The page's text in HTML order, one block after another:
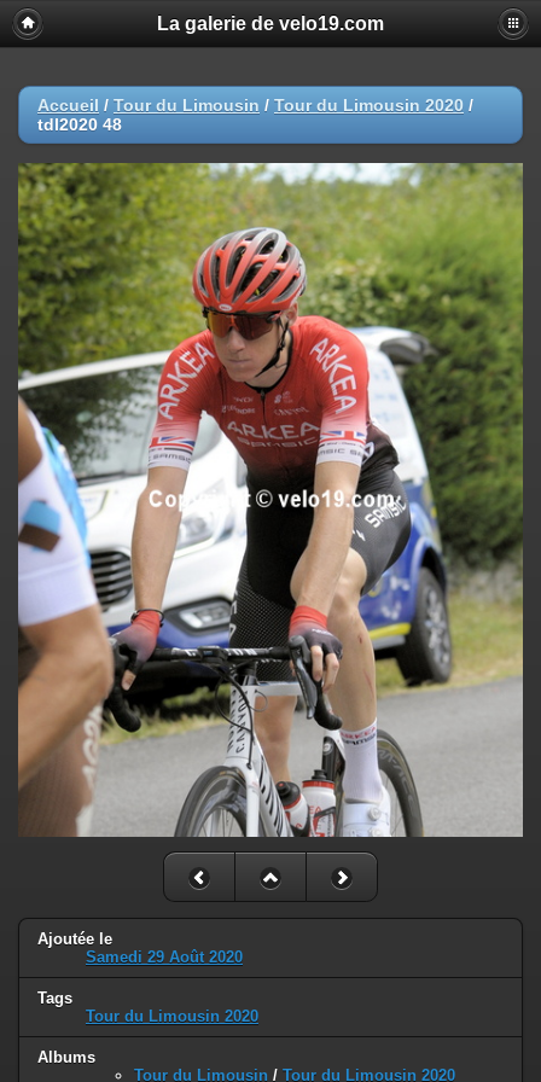
La galerie de velo19.com
Accueil / Tour du Limousin / Tour du Limousin 2020 /
tdl2020 48
Ajoutée le
Samedi 29 Août 2020
Tags
Tour du Limousin 2020
Albums
Tour du Limousin / Tour du Limousin 2020